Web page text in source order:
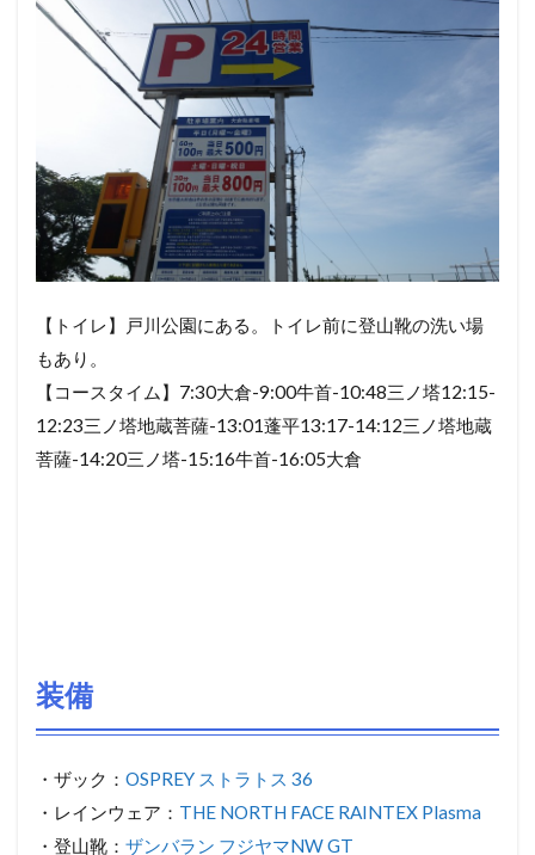
【トイレ】戸川公園にある。トイレ前に登山靴の洗い場
もあり。
【コースタイム】7:30大倉-9:00牛首-10:48三ノ塔12:15-
12:23三ノ塔地蔵菩薩-13:01蓬平13:17-14:12三ノ塔地蔵
菩薩-14:20三ノ塔-15:16牛首-16:05大倉
装備
・ザック： OSPREY ストラトス 36
・レインウェア： THE NORTH FACE RAINTEX Plasma
・登山靴： ザンバラン フジヤマNW GT